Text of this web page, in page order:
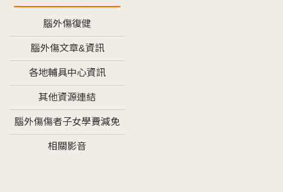
腦外傷復健
腦外傷文章&資訊
各地輔具中心資訊
其他資源連結
腦外傷傷者子女學費減免
相關影音